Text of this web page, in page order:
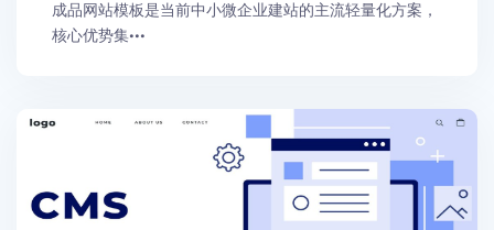
成品网站模板是当前中小微企业建站的主流轻量化方案，
核心优势集···